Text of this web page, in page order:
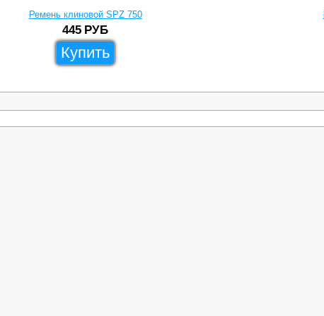
Ремень клиновой SPZ 750
445 РУБ
Купить